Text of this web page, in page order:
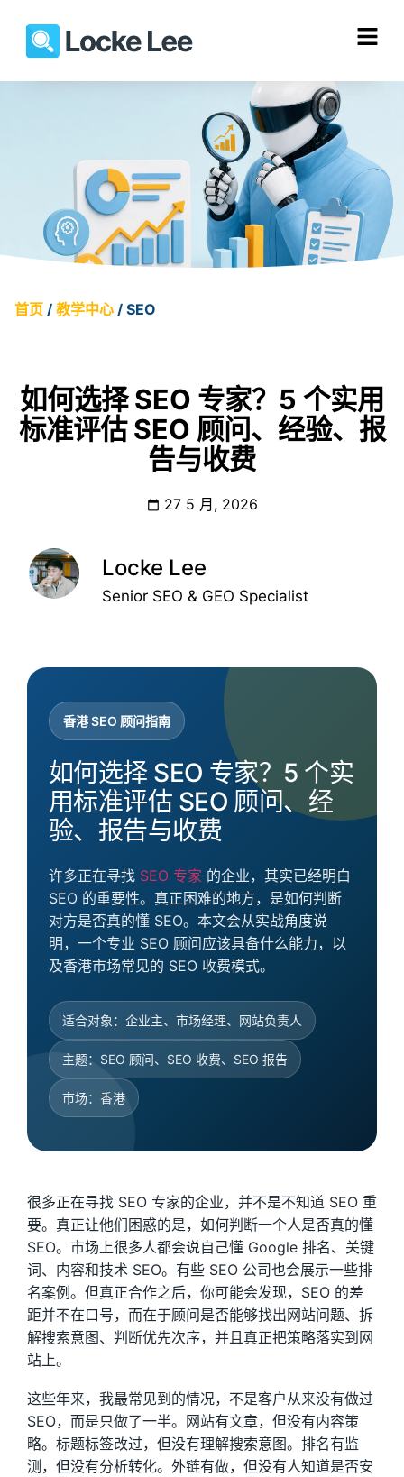
首页 / 教学中心 / SEO
如何选择 SEO 专家？5 个实用
标准评估 SEO 顾问、经验、报
告与收费
27 5 月, 2026
Locke Lee
Senior SEO & GEO Specialist
香港 SEO 顾问指南
如何选择 SEO 专家？5 个实
用标准评估 SEO 顾问、经
验、报告与收费
许多正在寻找 SEO 专家 的企业，其实已经明白
SEO 的重要性。真正困难的地方，是如何判断
对方是否真的懂 SEO。本文会从实战角度说
明，一个专业 SEO 顾问应该具备什么能力，以
及香港市场常见的 SEO 收费模式。
适合对象：企业主、市场经理、网站负责人
主题：SEO 顾问、SEO 收费、SEO 报告
市场：香港
很多正在寻找 SEO 专家的企业，并不是不知道 SEO 重
要。真正让他们困惑的是，如何判断一个人是否真的懂
SEO。市场上很多人都会说自己懂 Google 排名、关键
词、内容和技术 SEO。有些 SEO 公司也会展示一些排
名案例。但真正合作之后，你可能会发现，SEO 的差
距并不在口号，而在于顾问是否能够找出网站问题、拆
解搜索意图、判断优先次序，并且真正把策略落实到网
站上。
这些年来，我最常见到的情况，不是客户从来没有做过
SEO，而是只做了一半。网站有文章，但没有内容策
略。标题标签改过，但没有理解搜索意图。排名有监
测，但没有分析转化。外链有做，但没有人知道是否安